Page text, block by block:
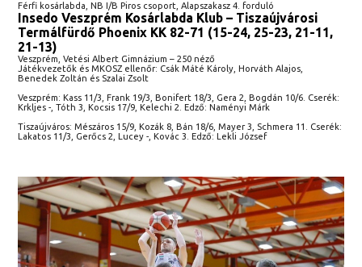
Férfi kosárlabda, NB I/B Piros csoport, Alapszakasz 4. forduló
Insedo Veszprém Kosárlabda Klub – Tiszaújvárosi
Termálfürdő Phoenix KK 82-71 (15-24, 25-23, 21-11,
21-13)
Veszprém, Vetési Albert Gimnázium – 250 néző
Játékvezetők és MKOSZ ellenőr: Csák Máté Károly, Horváth Alajos,
Benedek Zoltán és Szalai Zsolt
Veszprém: Kass 11/3, Frank 19/3, Bonifert 18/3, Gera 2, Bogdán 10/6. Cserék:
Krkljes -, Tóth 3, Kocsis 17/9, Kelechi 2. Edző: Naményi Márk
Tiszaújváros: Mészáros 15/9, Kozák 8, Bán 18/6, Mayer 3, Schmera 11. Cserék:
Lakatos 11/3, Gerőcs 2, Lucey -, Kovác 3. Edző: Lekli József